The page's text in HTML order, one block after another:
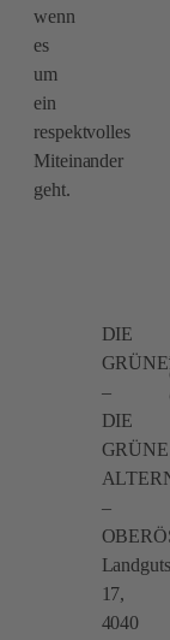
wenn
es
um
ein
respektvolles
Miteinander
geht.
DIE
–
DIE
GRÜNE
–
17,
4040